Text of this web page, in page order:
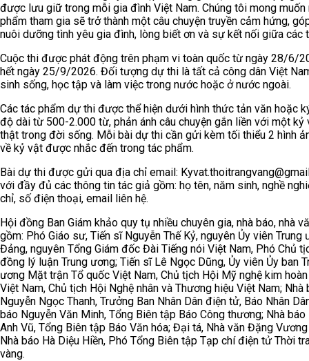
được lưu giữ trong mỗi gia đình Việt Nam. Chúng tôi mong muốn
phẩm tham gia sẽ trở thành một câu chuyện truyền cảm hứng,
nuôi dưỡng tình yêu gia đình, lòng biết ơn và sự kết nối giữa các
Cuộc thi được phát động trên phạm vi toàn quốc từ ngày 28/6/
hết ngày 25/9/2026. Đối tượng dự thi là tất cả công dân Việt
sinh sống, học tập và làm việc trong nước hoặc ở nước ngoài.
Các tác phẩm dự thi được thể hiện dưới hình thức tản văn hoặc
độ dài từ 500-2.000 từ, phản ánh câu chuyện gắn liền với một kỷ
thật trong đời sống. Mỗi bài dự thi cần gửi kèm tối thiểu 2 hình
về kỷ vật được nhắc đến trong tác phẩm.
Bài dự thi được gửi qua địa chỉ email:
với đầy đủ các thông tin tác giả gồm: họ tên, năm sinh, nghề
chỉ, số điện thoại, email liên hệ.
Hội đồng Ban Giám khảo quy tụ nhiều chuyên gia, nhà báo, nhà
gồm: Phó Giáo sư, Tiến sĩ Nguyễn Thế Kỷ, nguyên Ủy viên Trung
Đảng, nguyên Tổng Giám đốc Đài Tiếng nói Việt Nam, Phó Chủ
đồng lý luận Trung ương; Tiến sĩ Lê Ngọc Dũng, Ủy viên Ủy ban
ương Mặt trận Tổ quốc Việt Nam, Chủ tịch Hội Mỹ nghệ kim
Việt Nam, Chủ tịch Hội Nghệ nhân và Thương hiệu Việt Nam; Nhà
Nguyễn Ngọc Thanh, Trưởng Ban Nhân Dân điện tử, Báo Nhân
báo Nguyễn Văn Minh, Tổng Biên tập Báo Công thương; Nhà báo
Anh Vũ, Tổng Biên tập Báo Văn hóa; Đại tá, Nhà văn Đặng
Nhà báo Hà Diệu Hiền, Phó Tổng Biên tập Tạp chí điện tử Thời
vàng.